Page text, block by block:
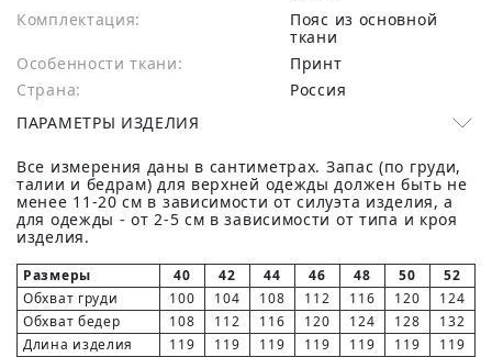
Комплектация:
Пояс из основной
ткани
Особенности ткани:
Принт
Страна:
Россия
ПАРАМЕТРЫ ИЗДЕЛИЯ
Все измерения даны в сантиметрах. Запас (по груди,
талии и бедрам) для верхней одежды должен быть не
менее 11-20 см в зависимости от силуэта изделия, а
для одежды - от 2-5 см в зависимости от типа и кроя
изделия.
Размеры 40 42 44 46 48 50
52
Обхват груди
100 104 108 112 116 120
124
Обхват бедер
108 112 116 120 124 128
132
Длина изделия
119 119 119 119 119 119
119